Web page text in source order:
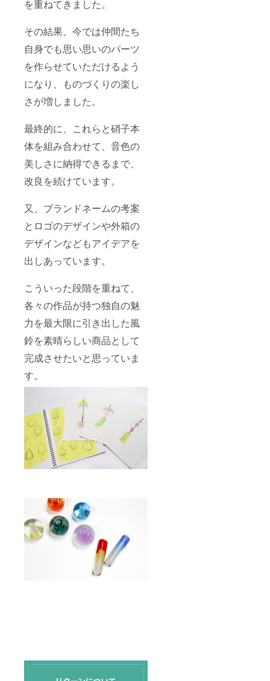
を重ねてきました。
その結果、今では仲間たち
自身でも思い思いのパーツ
を作らせていただけるよう
になり、ものづくりの楽し
さが増しました。
最終的に、これらと硝子本
体を組み合わせて、音色の
美しさに納得できるまで、
改良を続けています。
又、ブランドネームの考案
とロゴのデザインや外箱の
デザインなどもアイデアを
出しあっています。
こういった段階を重ねて、
各々の作品が持つ独自の魅
力を最大限に引き出した風
鈴を素晴らしい商品として
完成させたいと思っていま
す。